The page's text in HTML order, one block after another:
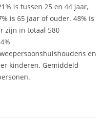
is tussen 25 en 44 jaar,
is 65 jaar of ouder. 48% is
zijn in totaal 580
en
kinderen. Gemiddeld